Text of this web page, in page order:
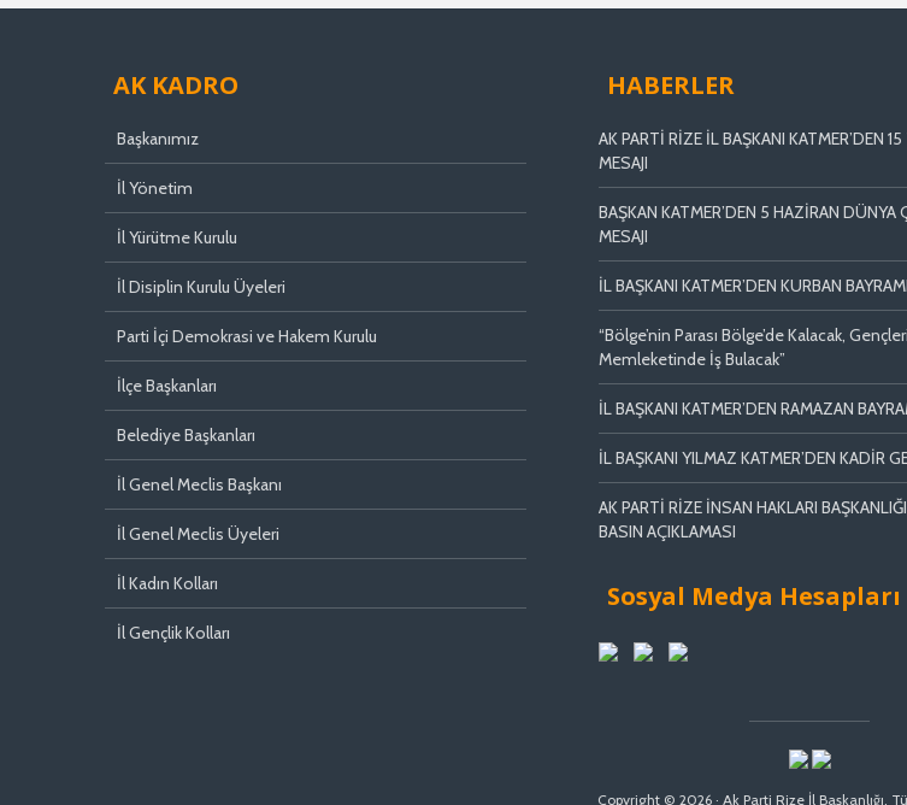
AK KADRO
Başkanımız
İl Yönetim
İl Yürütme Kurulu
İl Disiplin Kurulu Üyeleri
Parti İçi Demokrasi ve Hakem Kurulu
İlçe Başkanları
Belediye Başkanları
İl Genel Meclis Başkanı
İl Genel Meclis Üyeleri
İl Kadın Kolları
İl Gençlik Kolları
HABERLER
AK PARTİ RİZE İL BAŞKANI KATMER’DEN
MESAJI
BAŞKAN KATMER’DEN 5 HAZİRAN DÜNYA
MESAJI
İL BAŞKANI KATMER’DEN KURBAN
“Bölge’nin Parası Bölge’de Kalacak,
Memleketinde İş Bulacak”
İL BAŞKANI KATMER’DEN RAMAZAN
İL BAŞKANI YILMAZ KATMER’DEN KADİR
AK PARTİ RİZE İNSAN HAKLARI
BASIN AÇIKLAMASI
Sosyal Medya Hesapları
Copyright © 2026 · Ak Parti Rize İl Başkanlığı.